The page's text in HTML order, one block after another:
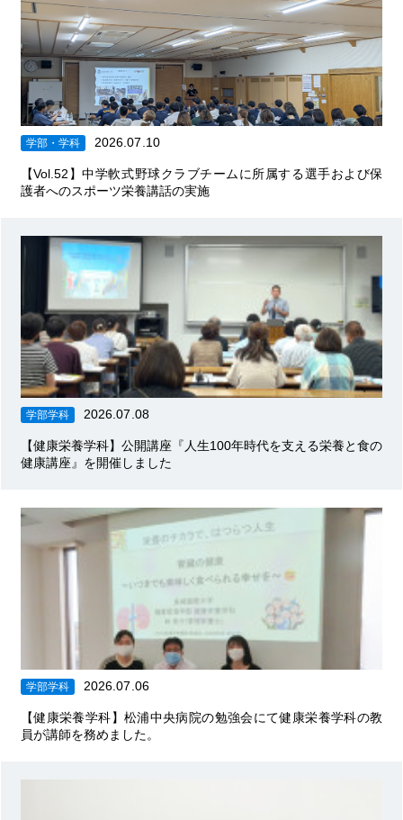
学部・学科 2026.07.10
【Vol.52】中学軟式野球クラブチームに所属する選手および保
護者へのスポーツ栄養講話の実施
学部学科 2026.07.08
【健康栄養学科】公開講座『人生100年時代を支える栄養と食の
健康講座』を開催しました
学部学科 2026.07.06
【健康栄養学科】松浦中央病院の勉強会にて健康栄養学科の教
員が講師を務めました。